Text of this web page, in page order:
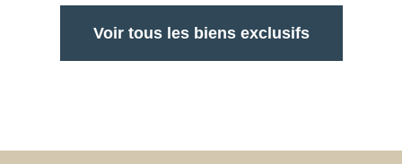
Voir tous les biens exclusifs